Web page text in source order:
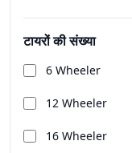
टायरों की संख्या
6 Wheeler
12 Wheeler
16 Wheeler